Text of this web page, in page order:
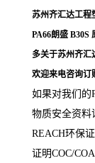
苏州齐汇达工程
PA66朗盛 B30S
多关于苏州齐汇
欢迎来电咨询订
如果对我们的
物质安全资料
REACH环保
证明COC/